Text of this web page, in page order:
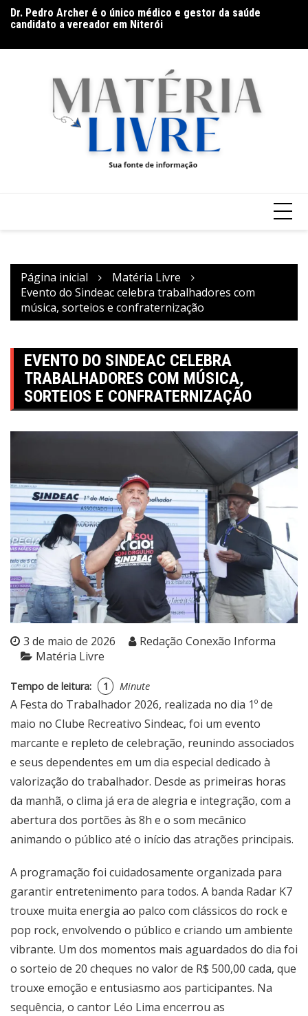
para
conteúdo
Dr. Pedro Archer é o único médico e gestor da saúde
candidato a vereador em Niterói
Grupontapé e no CEU Shopping Park
Página inicial
Matéria Livre
Evento do Sindeac celebra trabalhadores com
música, sorteios e confraternização
EVENTO DO SINDEAC CELEBRA
TRABALHADORES COM MÚSICA,
SORTEIOS E CONFRATERNIZAÇÃO
3 de maio de 2026
Redação Conexão Informa
Matéria Livre
Tempo de leitura: 1 Minute
A Festa do Trabalhador 2026, realizada no dia 1º de
maio no Clube Recreativo Sindeac, foi um evento
marcante e repleto de celebração, reunindo associados
e seus dependentes em um dia especial dedicado à
valorização do trabalhador. Desde as primeiras horas
da manhã, o clima já era de alegria e integração, com a
abertura dos portões às 8h e o som mecânico
animando o público até o início das atrações principais.
A programação foi cuidadosamente organizada para
garantir entretenimento para todos. A banda Radar K7
trouxe muita energia ao palco com clássicos do rock e
pop rock, envolvendo o público e criando um ambiente
vibrante. Um dos momentos mais aguardados do dia foi
o sorteio de 20 cheques no valor de R$ 500,00 cada, que
trouxe emoção e entusiasmo aos participantes. Na
sequência, o cantor Léo Lima encerrou as